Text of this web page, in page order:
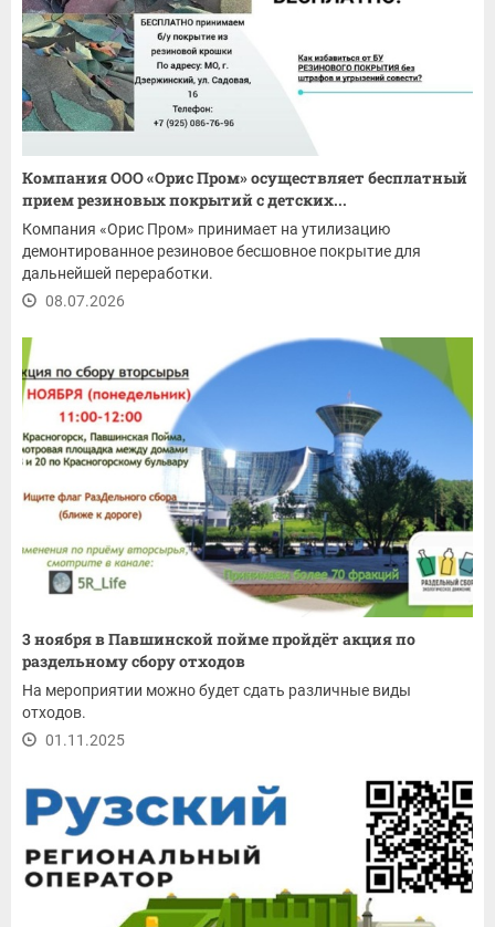
Компания ООО «Орис Пром» осуществляет бесплатный
прием резиновых покрытий с детских...
Компания «Орис Пром» принимает на утилизацию
демонтированное резиновое бесшовное покрытие для
дальнейшей переработки.
08.07.2026
3 ноября в Павшинской пойме пройдёт акция по
раздельному сбору отходов
На мероприятии можно будет сдать различные виды
отходов.
01.11.2025